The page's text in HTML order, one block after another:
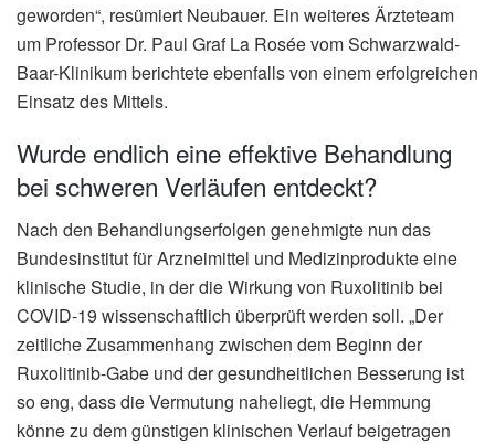
geworden“, resümiert Neubauer. Ein weiteres Ärzteteam
um Professor Dr. Paul Graf La Rosée vom Schwarzwald-
Baar-Klinikum berichtete ebenfalls von einem erfolgreichen
Einsatz des Mittels.
Wurde endlich eine effektive Behandlung
bei schweren Verläufen entdeckt?
Nach den Behandlungserfolgen genehmigte nun das
Bundesinstitut für Arzneimittel und Medizinprodukte eine
klinische Studie, in der die Wirkung von Ruxolitinib bei
COVID-19 wissenschaftlich überprüft werden soll. „Der
zeitliche Zusammenhang zwischen dem Beginn der
Ruxolitinib-Gabe und der gesundheitlichen Besserung ist
so eng, dass die Vermutung naheliegt, die Hemmung
könne zu dem günstigen klinischen Verlauf beigetragen